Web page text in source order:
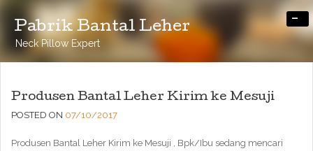
Pabrik Bantal Leher
Neck Pillow Expert
-
Produsen Bantal Leher Kirim ke Mesuji
POSTED ON 07/10/2017
Produsen Bantal Leher Kirim ke Mesuji , Bpk/Ibu sedang mencari